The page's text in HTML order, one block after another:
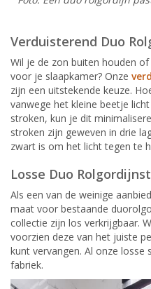
Verduisterend Duo
Wil je de zon buiten houden
voor je slaapkamer? Onze
zijn een uitstekende keuze.
vanwege het kleine beetje
stroken, kun je dit
stroken zijn geweven in drie
zwart is om het licht tegen te
Losse Duo
Als een van de weinige
maat voor bestaande
collectie zijn los verkrijgbaar.
voorzien deze van het juiste
kunt vervangen. Al onze
fabriek.